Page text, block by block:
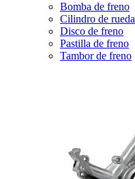
Bomba de freno
Cilindro de rueda
Disco de freno
Pastilla de freno
Tambor de freno